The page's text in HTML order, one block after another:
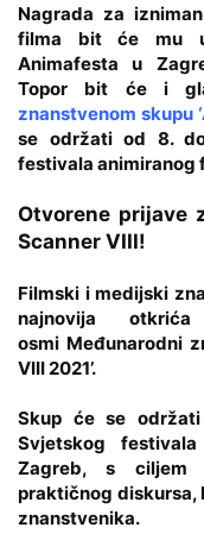
Nagrada za
filma bit će mu
Animafesta u
Topor bit će i
znanstvenom skupu
se održati od 8.
festivala animiranog
Otvorene prijave
Scanner VIII!
Filmski i medijski
najnovija
osmi Međunarodni
VIII 2021’.
Skup će se održati
Svjetskog
Zagreb, s ciljem
praktičnog diskursa,
znanstvenika.